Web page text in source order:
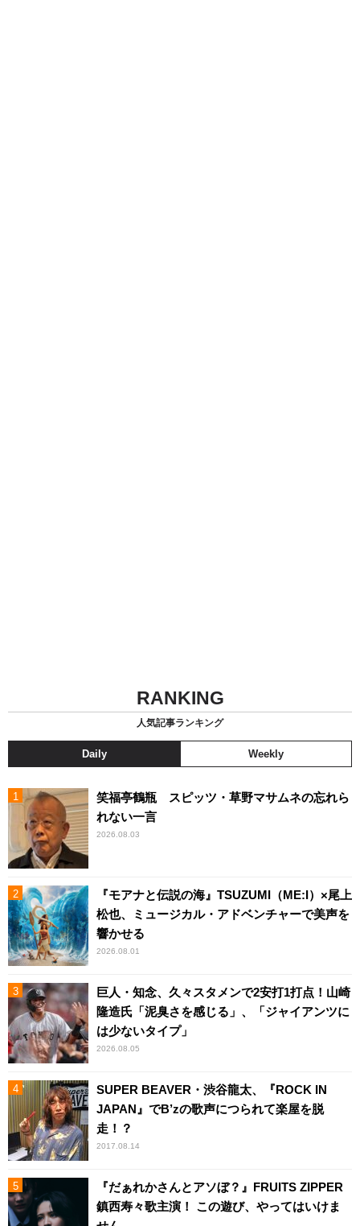
RANKING
人気記事ランキング
Daily Weekly
笑福亭鶴瓶 スピッツ・草野マサムネの忘れら
れない一言
2026.08.03
『モアナと伝説の海』TSUZUMI（ME:I）×尾上
松也、ミュージカル・アドベンチャーで美声を
響かせる
2026.08.01
巨人・知念、久々スタメンで2安打1打点！山崎
隆造氏「泥臭さを感じる」、「ジャイアンツに
は少ないタイプ」
2026.08.05
SUPER BEAVER・渋谷龍太、『ROCK IN
JAPAN』でB’zの歌声につられて楽屋を脱
走！？
2017.08.14
『だぁれかさんとアソぼ？』FRUITS ZIPPER
鎮西寿々歌主演！ この遊び、やってはいけま